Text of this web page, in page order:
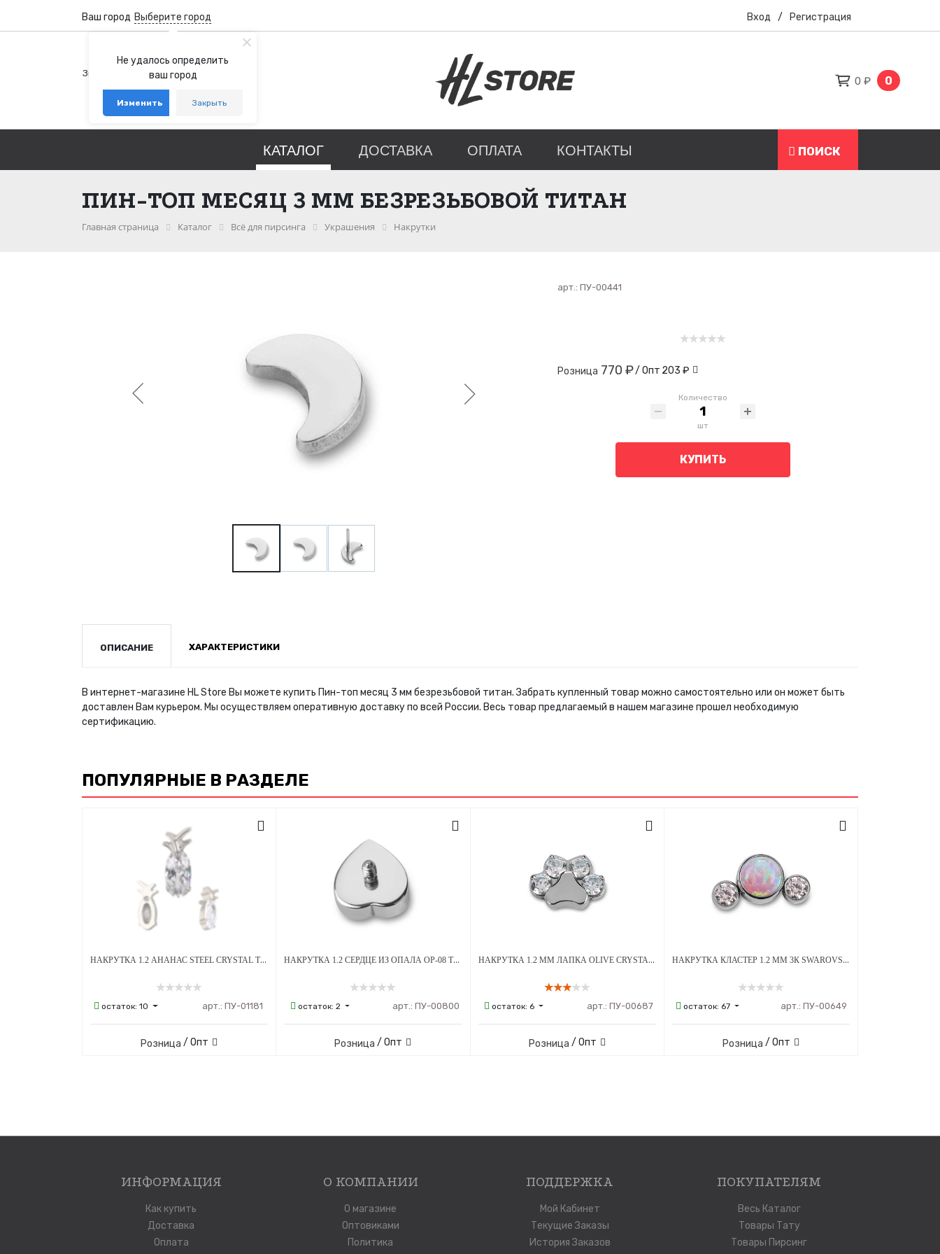
Не удалось определить
ваш город
Изменить Закрыть
Ваш город Выберите город Вход / Регистрация
+7 (800) 100-76-77
Звонок бесплатный по России
+7 (931) 978-88-88
telegram whatsapp
0 ₽ 0
КАТАЛОГ ДОСТАВКА ОПЛАТА КОНТАКТЫ ПОИСК
ПИН-ТОП МЕСЯЦ 3 ММ БЕЗРЕЗЬБОВОЙ ТИТАН
Главная страница Каталог Всё для пирсинга Украшения Накрутки
арт.: ПУ-00441
Розница 770 ₽/ Опт 203 ₽
Количество
шт
КУПИТЬ
ОПИСАНИЕ ХАРАКТЕРИСТИКИ
В интернет-магазине HL Store Вы можете купить Пин-топ месяц 3 мм безрезьбовой титан. Забрать купленный товар можно самостоятельно или он может быть
доставлен Вам курьером. Мы осуществляем оперативную доставку по всей России. Весь товар предлагаемый в нашем магазине прошел необходимую
сертификацию.
ПОПУЛЯРНЫЕ В РАЗДЕЛЕ
НАКРУТКА 1.2 АНАНАС STEEL CRYSTAL ТИТАН
остаток:10 арт.: ПУ-01181
Розница / Опт
НАКРУТКА 1.2 СЕРДЦЕ ИЗ ОПАЛА OP-08 ТИТАН
остаток: 2 арт.: ПУ-00800
Розница / Опт
НАКРУТКА 1.2 ММ ЛАПКА OLIVE CRYSTAL ТИТАН
остаток: 6 арт.: ПУ-00687
Розница / Опт
НАКРУТКА КЛАСТЕР 1.2 ММ 3К SWAROVSKI CLEAR ОПАЛ OP-08 ТИТАН
остаток:67 арт.: ПУ-00649
Розница / Опт
ИНФОРМАЦИЯ
Как купить
Доставка
Оплата
О КОМПАНИИ
О магазине
Оптовиками
Политика
ПОДДЕРЖКА
Мой Кабинет
Текущие Заказы
История Заказов
ПОКУПАТЕЛЯМ
Весь Каталог
Товары Тату
Товары Пирсинг